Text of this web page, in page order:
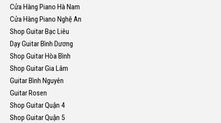
Cửa Hàng Piano Hà Nam
Cửa Hàng Piano Nghệ An
Shop Guitar Bạc Liêu
Dạy Guitar Bình Dương
Shop Guitar Hòa Bình
Shop Guitar Gia Lâm
Guitar Bình Nguyên
Guitar Rosen
Shop Guitar Quận 4
Shop Guitar Quận 5